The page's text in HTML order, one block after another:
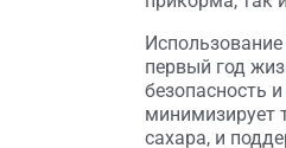
первый год
безопасность
минимизирует
сахара, и